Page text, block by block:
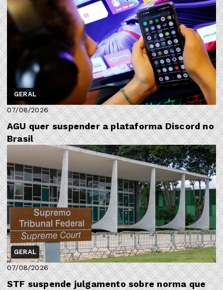
GERAL
07/08/2026
AGU quer suspender a plataforma Discord no
Brasil
GERAL
07/08/2026
STF suspende julgamento sobre norma que